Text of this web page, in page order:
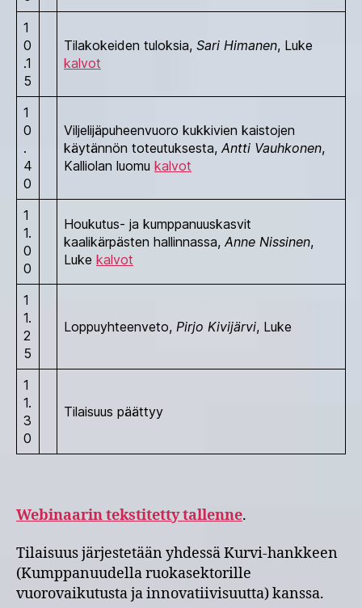
1
0
.1
5
Tilakokeiden tuloksia, Sari Himanen, Luke
kalvot
1
0
.
4
0
Viljelijäpuheenvuoro kukkivien kaistojen
käytännön toteutuksesta, Antti Vauhkonen,
Kalliolan luomu kalvot
1
1.
0
0
Houkutus- ja kumppanuuskasvit
kaalikärpästen hallinnassa, Anne Nissinen,
Luke kalvot
1
1.
2
5
Loppuyhteenveto, Pirjo Kivijärvi, Luke
1
1.
3
0
Tilaisuus päättyy
Webinaarin tekstitetty tallenne.
Tilaisuus järjestetään yhdessä Kurvi-hankkeen
(Kumppanuudella ruokasektorille
vuorovaikutusta ja innovatiivisuutta) kanssa.